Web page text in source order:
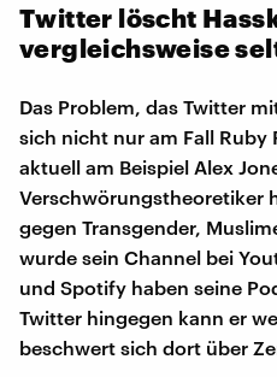
Twitter löscht
vergleichsweise
Das Problem, das Twitter
sich nicht nur am Fall Ruby
aktuell am Beispiel Alex
Verschwörungstheoretiker
gegen Transgender,
wurde sein Channel bei
und Spotify haben seine
Twitter hingegen kann er
beschwert sich dort über